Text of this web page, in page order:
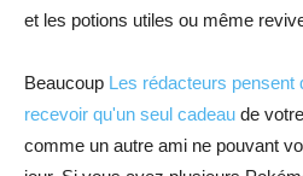
et les potions utiles ou même
Beaucoup Les rédacteurs pensent
recevoir qu'un seul cadeau de
comme un autre ami ne pouvant